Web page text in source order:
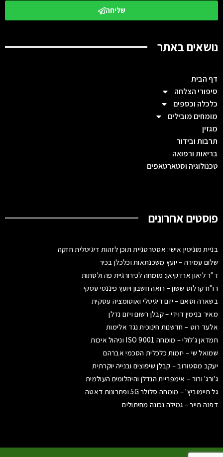
שליחה
נושאים באתר
דף הבית
סיפורי הצלחה
כלכלה וכספים
מומחים מובילים
מגזין
תרבות ובידור
בריאות ורפואה
טכנולוגיה וסטארטאפים
פוסטים אחרונים
בניית מוניטין אישי: אסטרטגיית תוכן לזהות דיגיטלית חזקה
שלום עמירה – יועץ משכנתאות וכלכלן בכיר
ד"ר ליאון ארדקיאן: מומחה לכירורגיית פה ולסתות
רו"ח קרלוס ששון – רואה חשבון ויועץ פיננסי עסקי
בשארה וסאם – יזם דיגיטלי ואוטומציה עסקית
מאיר בנימין דוידי – קבלן רשום ויזם נדלן
אלעד רוט – חדשנות חינוכית נגד אלימות
חמדאן ג'לולי – מומחה ISO 9001 וניהול איכות
שמואל שי – יזמות כלכלית הסכמי אברהם
יעקב מסטורוב – קבלן שיפוצים ובנייה יוקרתית
ג'ורג' ורור – אימפריית הנדלן והיהלומים העולמית
גל חיימוביץ' – מומחה סלולר 5G ופתרונות דאטה
דפנה תייר – גמילה נכונה מחיתולים